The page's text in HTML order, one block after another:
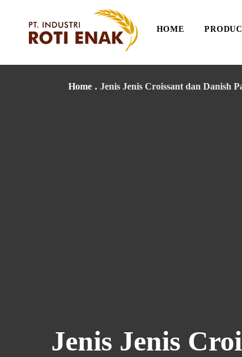
HOME
Home . Jenis Jenis Croissant dan Danish
Jenis Jenis